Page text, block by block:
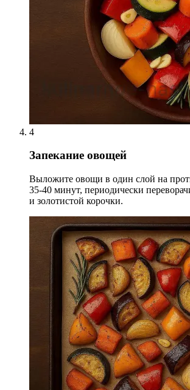
4
Запекание овощей
Выложите овощи в один слой на
35-40 минут, периодически
и золотистой корочки.